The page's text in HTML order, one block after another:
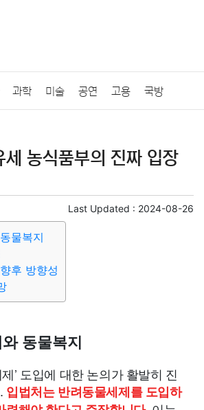
과학 미술 공연 고용 국방
일상 주식 암호화폐 블록체인
미용 증권 인테리어
원예 금융
여행
세 농식품부의 진짜 입장
Last Updated : 2024-08-26
물복지
후 방향성
동물복지
’ 도입에 대한 논의가 활발히 진
입법처는 반려동물세제를 도입하